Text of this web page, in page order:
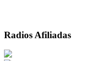
Radios Afiliadas